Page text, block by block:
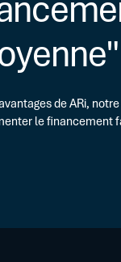
de ARi,
le financement